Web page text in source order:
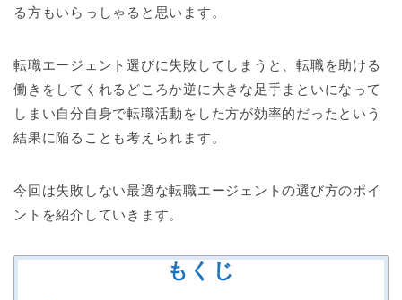
る方もいらっしゃると思います。
転職エージェント選びに失敗してしまうと、転職を助ける
働きをしてくれるどころか逆に大きな足手まといになって
しまい自分自身で転職活動をした方が効率的だったという
結果に陥ることも考えられます。
今回は失敗しない最適な転職エージェントの選び方のポイ
ントを紹介していきます。
もくじ